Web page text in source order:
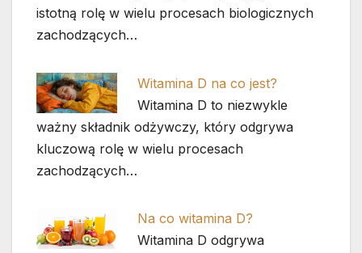
istotną rolę w wielu procesach biologicznych
zachodzących…
Witamina D na co jest?
Witamina D to niezwykle
ważny składnik odżywczy, który odgrywa
kluczową rolę w wielu procesach
zachodzących…
Na co witamina D?
Witamina D odgrywa